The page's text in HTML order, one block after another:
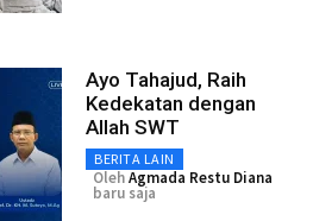
Ayo Tahajud, Raih
Kedekatan dengan
Allah SWT
BERITA LAIN
OlehAgmada Restu Diana
baru saja